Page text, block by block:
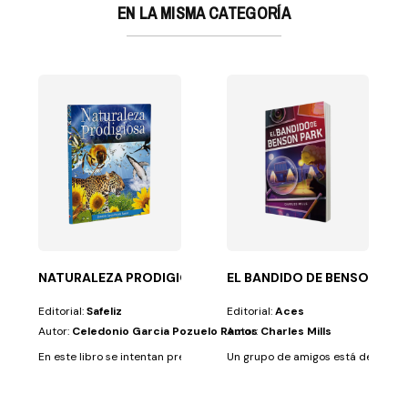
EN LA MISMA CATEGORÍA
poseían,...
imprenta mayúscula, con textos cortos y...
NATURALEZA PRODIGIOSA
Editorial:Safeliz
Autor: Celedonio Garcia Pozuelo Ramos
En este libro se intentan presentar, gracias a una serie de ejemplos,
EL BANDIDO DE BENSON
Editorial:Aces
Autor: Charles Mills
Un grupo de amigos está